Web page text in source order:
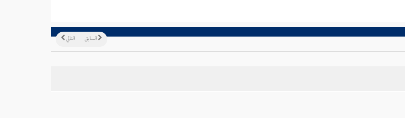
التالي السابق